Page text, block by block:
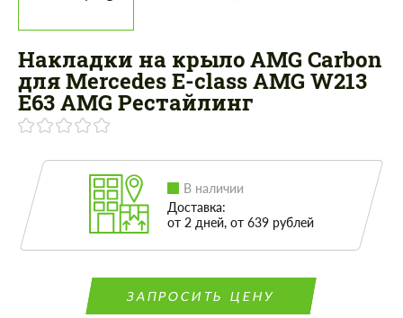
Накладки на крыло AMG Carbon
для Mercedes E-class AMG W213
E63 AMG Рестайлинг
В наличии
Доставка:
от 2 дней, от 639 рублей
ЗАПРОСИТЬ ЦЕНУ